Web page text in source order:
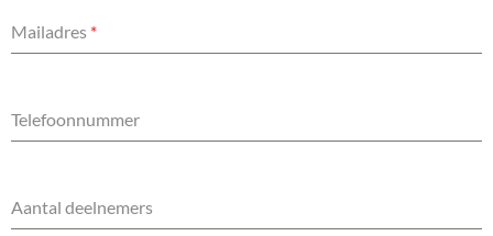
Mailadres *
Telefoonnummer
Aantal deelnemers